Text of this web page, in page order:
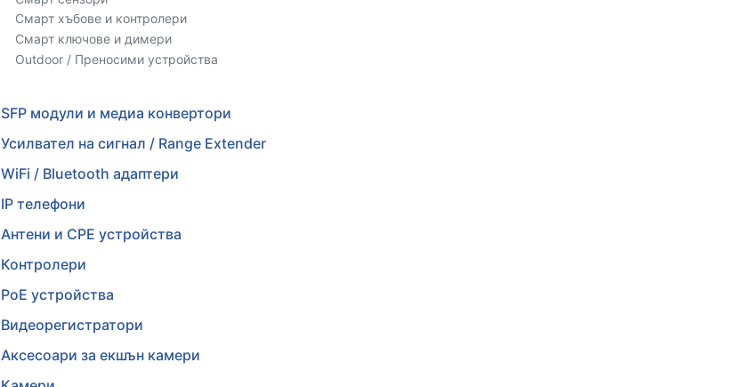
Смарт хъбове и контролери
Смарт ключове и димери
Outdoor / Преносими устройства
SFP модули и медиа конвертори
Усилвател на сигнал / Range Extender
WiFi / Bluetooth адаптери
IP телефони
Антени и CPE устройства
Контролери
PoE устройства
Видеорегистратори
Аксесоари за екшън камери